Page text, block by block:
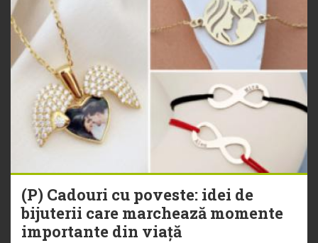
(P) Cadouri cu poveste: idei de
bijuterii care marchează momente
importante din viață